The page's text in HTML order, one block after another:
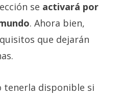
se activará por
. Ahora bien,
que dejarán
tenerla disponible si